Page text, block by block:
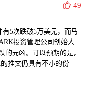
49
5次跌破3万美元，而马
投资管理公司创始人
的元凶。可以预期的是，
推文仍具有不小的份